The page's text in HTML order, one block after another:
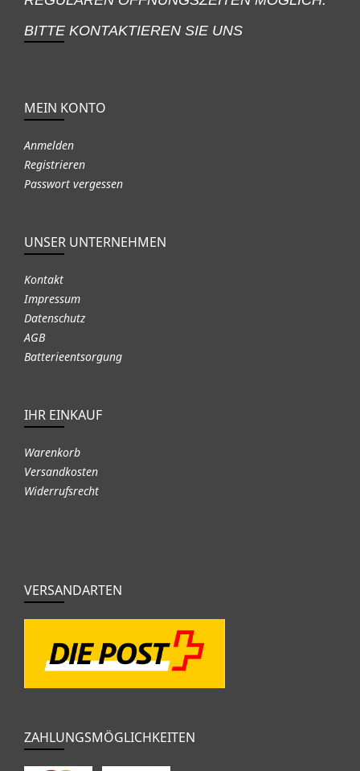
BITTE KONTAKTIEREN SIE UNS
MEIN KONTO
Anmelden
Registrieren
Passwort vergessen
UNSER UNTERNEHMEN
Kontakt
Impressum
Datenschutz
AGB
Batterieentsorgung
IHR EINKAUF
Warenkorb
Versandkosten
Widerrufsrecht
VERSANDARTEN
ZAHLUNGSMÖGLICHKEITEN